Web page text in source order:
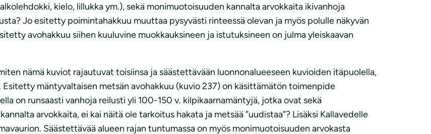
kielo, lillukka ym.), sekä monimuotoisuuden kannalta arvokkaita ikivanhoja
Jo esitetty poimintahakkuu muuttaa pysyvästi rinteessä olevan ja myös polulle näkyvän
avohakkuu siihen kuuluvine muokkauksineen ja istutuksineen on julma yleiskaavan
nämä kuviot rajautuvat toisiinsa ja säästettävään luonnonalueeseen kuvioiden itäpuolella,
mäntyvaltaisen metsän avohakkuu (kuvio 237) on käsittämätön toimenpide
on runsaasti vanhoja reilusti yli 100-150 v. kilpikaarnamäntyjä, jotka ovat sekä
arvokkaita, ei kai näitä ole tarkoitus hakata ja metsää ”uudistaa”? Lisäksi Kallavedelle
Säästettävää alueen rajan tuntumassa on myös monimuotoisuuden arvokasta